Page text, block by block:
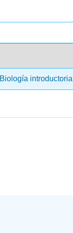
Biología introductoria